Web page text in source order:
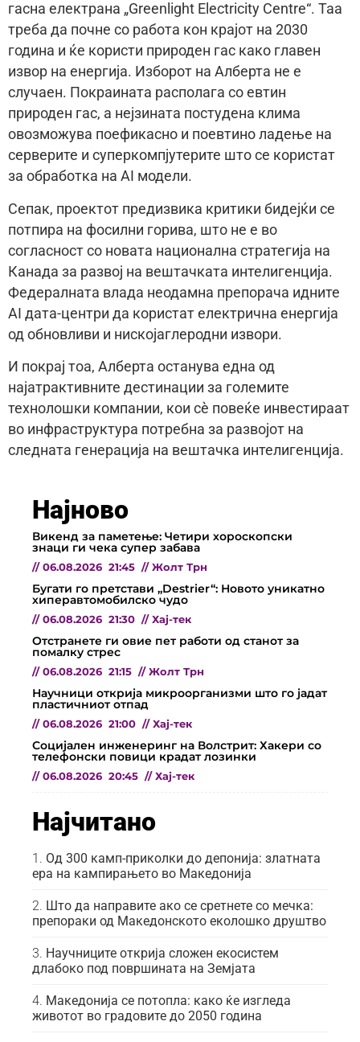
гасна електрана „Greenlight Electricity Centre“. Таа
треба да почне со работа кон крајот на 2030
година и ќе користи природен гас како главен
извор на енергија. Изборот на Алберта не е
случаен. Покраината располага со евтин
природен гас, а нејзината постудена клима
овозможува поефикасно и поевтино ладење на
серверите и суперкомпјутерите што се користат
за обработка на AI модели.
Сепак, проектот предизвика критики бидејќи се
потпира на фосилни горива, што не е во
согласност со новата национална стратегија на
Канада за развој на вештачката интелигенција.
Федералната влада неодамна препорача идните
AI дата-центри да користат електрична енергија
од обновливи и нискојаглеродни извори.
И покрај тоа, Алберта останува една од
најатрактивните дестинации за големите
технолошки компании, кои сè повеќе инвестираат
во инфраструктура потребна за развојот на
следната генерација на вештачка интелигенција.
Најново
Викенд за паметење: Четири хороскопски
знаци ги чека супер забава
// 06.08.2026 21:45 // Жолт Трн
Бугати го претстави „Destrier“: Новото уникатно
хиперавтомобилско чудо
// 06.08.2026 21:30 // Хај-тек
Отстранете ги овие пет работи од станот за
помалку стрес
// 06.08.2026 21:15 // Жолт Трн
Научници открија микроорганизми што го јадат
пластичниот отпад
// 06.08.2026 21:00 // Хај-тек
Социјален инженеринг на Волстрит: Хакери со
телефонски повици крадат лозинки
// 06.08.2026 20:45 // Хај-тек
Најчитано
Од 300 камп-приколки до депонија: златната
ера на кампирањето во Македонија
Што да направите ако се сретнете со мечка:
препораки од Македонското еколошко друштво
Научниците открија сложен екосистем
длабоко под површината на Земјата
Македонија се потопла: како ќе изгледа
животот во градовите до 2050 година